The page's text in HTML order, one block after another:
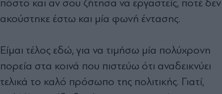
πόστο και αν σου ζήτησα να εργαστείς, ποτέ δεν
ακούστηκε έστω και μία φωνή έντασης.
Είμαι τέλος εδώ, για να τιμήσω μία πολύχρονη
πορεία στα κοινά που πιστεύω ότι αναδεικνύει
τελικά το καλό πρόσωπο της πολιτικής. Γιατί,